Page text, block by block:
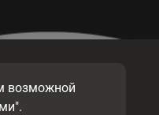
возможной